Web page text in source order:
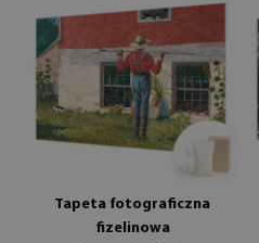
Tapeta fotograficzna
fizelinowa